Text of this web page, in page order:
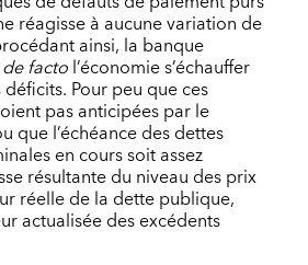
réagisse à aucune variation de
ainsi, la banque
de factol’économie s’échauffer
déficits. Pour peu que ces
pas anticipées par le
que l’échéance des dettes
en cours soit assez
résultante du niveau des prix
réelle de la dette publique,
actualisée des excédents